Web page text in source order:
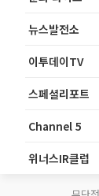
뉴스발전소
이투데이TV
스페셜리포트
Channel 5
위너스IR클럽